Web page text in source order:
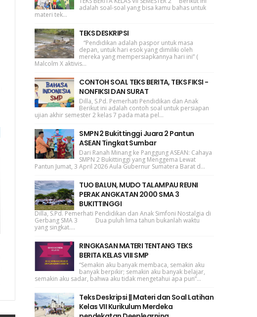
adalah soal-soal yang bisa kamu bahas untuk
materi tek...
TEKS DESKRIPSI
“Pendidikan adalah paspor untuk masa
depan, untuk hari esok yang dimiliki oleh
mereka yang mempersiapkannya hari ini” (
Malcolm X aktivis...
CONTOH SOAL TEKS BERITA, TEKS FIKSI -
NONFIKSI DAN SURAT
Dilla, S.Pd. Pemerhati Pendidikan dan Anak
Berikut ini adalah contoh soal untuk persiapan
ujian akhir semester 2 kelas 7 pada mata pel...
SMPN 2 Bukittinggi Juara 2 Pantun
ASEAN Tingkat Sumbar
Dari Ranah Minang ke Panggung ASEAN: Cahaya
SMPN 2 Bukittinggi yang Menggema Lewat
Pantun Jumat, 3 April 2026 Aula Gubernur Sumatera Barat d...
TUO BALUN, MUDO TALAMPAU REUNI
PERAK ANGKATAN 2000 SMA 3
BUKITTINGGI
Dilla, S.Pd. Pemerhati Pendidikan dan Anak Simfoni Nostalgia di
Gerbang SMA 3 Dua puluh lima tahun bukanlah waktu
yang singkat....
RINGKASAN MATERI TENTANG TEKS
BERITA KELAS VIII SMP
“Semakin aku banyak membaca, semakin aku
banyak berpikir; semakin aku banyak belajar,
semakin aku sadar, bahwa aku tidak mengetahui apa pun”...
Teks Deskripsi || Materi dan Soal Latihan
Kelas VII Kurikulum Merdeka